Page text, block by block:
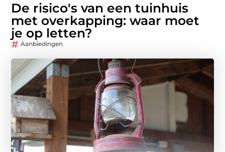
De risico's van een tuinhuis
met overkapping: waar moet
je op letten?
Aanbiedingen